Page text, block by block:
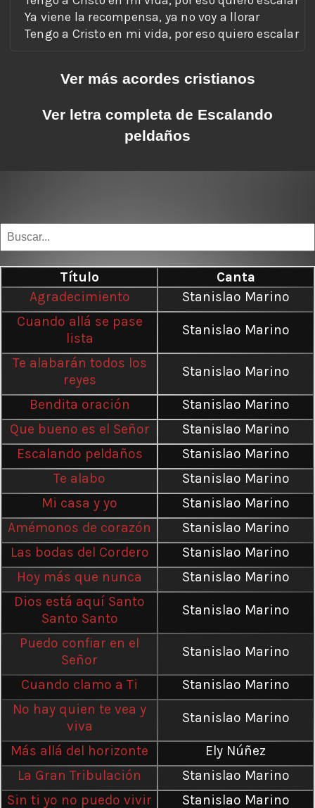
Tengo a Cristo en mi vida, por eso quiero escalar
Ver más acordes cristianos
Ver letra completa de Escalando
peldaños
Título
Canta
Agradecimiento
Stanislao Marino
Cuando allá se pase
lista
Stanislao Marino
Te alabarán todos los
reyes
Stanislao Marino
Bendita oración
Stanislao Marino
Que bueno es el Señor
Stanislao Marino
Escalando peldaños
Stanislao Marino
Te alabo
Stanislao Marino
Mi casa y yo
Stanislao Marino
Amémonos de corazón
Stanislao Marino
Las bodas del Cordero
Stanislao Marino
Hoy más que nunca
Stanislao Marino
Dios está aquí Santo
Santo Santo
Stanislao Marino
Puedo confiar en el
Señor
Stanislao Marino
Cuando clamo a Ti
Stanislao Marino
No hay quien te vea y
viva
Stanislao Marino
Más allá del horizonte
Ely Núñez
La Gran Tribulación
Stanislao Marino
Sin ti yo no puedo vivir
Stanislao Marino